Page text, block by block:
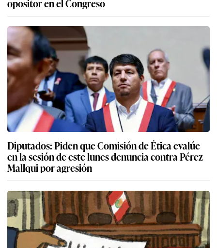
opositor en el Congreso
Diputados: Piden que Comisión de Ética evalúe
en la sesión de este lunes denuncia contra Pérez
Mallqui por agresión